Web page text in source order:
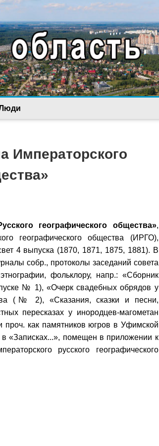
Императорского
географического общества»,
географического общества (ИРГО),
4 выпуска (1870, 1871, 1875, 1881). В
собр., протоколы заседаний совета
фольклору, напр.: «Сборник
№ 1), «Очерк свадебных обрядов у
(№ 2), «Сказания, сказки и песни,
пересказах у инородцев-магометан
как памятников югров в Уфимской
в «Записках...», помещен в приложении к
русского географического